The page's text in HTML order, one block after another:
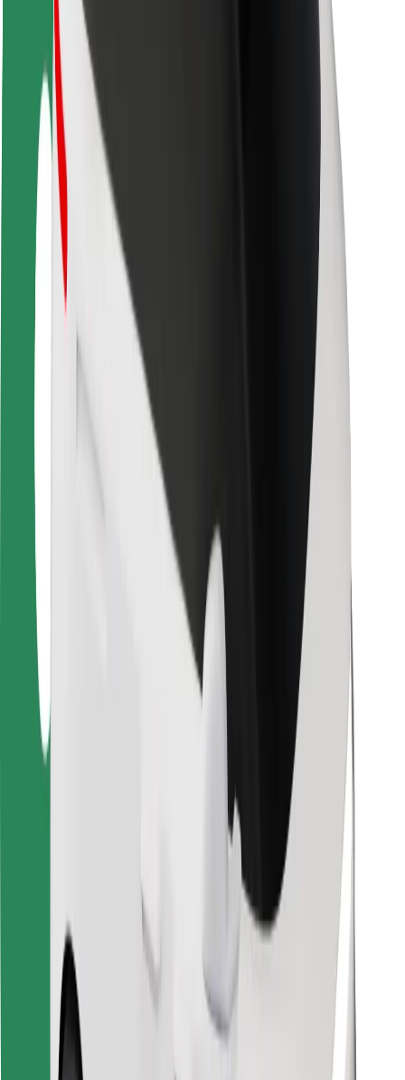
Segurança dos passageiros
Segurança dos motoristas
Segurança das trotinetes
Safety Lab
Cidades
Localizações
Soluções para as cidades
Aeroportos
Estações de carregamento da Bolt
Ajuda
Para passageiros
Para motoristas
Para estafetas
Para gestores de frota
Para restaurantes
Bolt for Business
Termos & Condições
Encontra o teu prato favorito!
Instalar app da Bolt Food